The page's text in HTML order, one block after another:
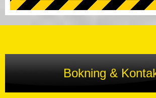
Bokning &